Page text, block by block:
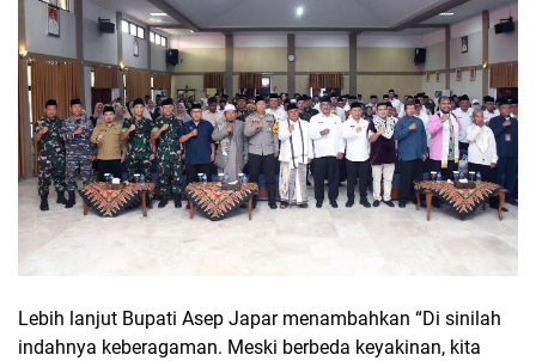
Lebih lanjut Bupati Asep Japar menambahkan “Di sinilah
indahnya keberagaman. Meski berbeda keyakinan, kita